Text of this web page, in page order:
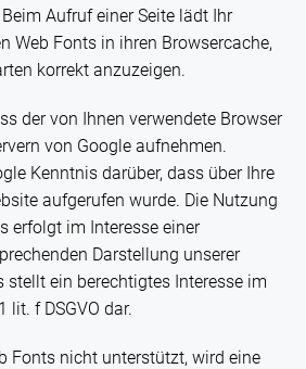
Aufruf einer Seite lädt Ihr
Web Fonts in ihren Browsercache,
korrekt anzuzeigen.
der von Ihnen verwendete Browser
von Google aufnehmen.
Kenntnis darüber, dass über Ihre
aufgerufen wurde. Die Nutzung
erfolgt im Interesse einer
Darstellung unserer
stellt ein berechtigtes Interesse im
lit. f DSGVO dar.
Fonts nicht unterstützt, wird eine